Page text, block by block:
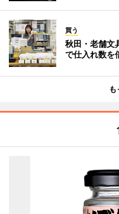
買う
秋田・老舗文
で仕入れ数を
も